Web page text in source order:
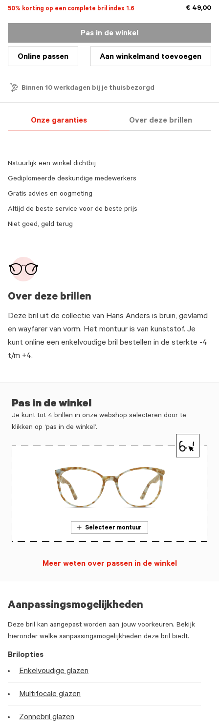
50% korting op een complete bril index 1.6 € 49,00
Pas in de winkel
Online passen Aan winkelmand toevoegen
Binnen 10 werkdagen bij je thuisbezorgd
Onze garanties Over deze brillen
Over deze brillen
Deze bril uit de collectie van Hans Anders is bruin, gevlamd
en wayfarer van vorm. Het montuur is van kunststof. Je
kunt online een enkelvoudige bril bestellen in de sterkte -4
t/m +4.
Natuurlijk een winkel dichtbij
Gediplomeerde deskundige medewerkers
Gratis advies en oogmeting
Altijd de beste service voor de beste prijs
Niet goed, geld terug
Aanpassingsmogelijkheden
Deze bril kan aangepast worden aan jouw voorkeuren. Bekijk
hieronder welke aanpassingsmogelijkheden deze bril biedt.
Brilopties
Enkelvoudige glazen
Multifocale glazen
Zonnebril glazen
Pas in de winkel
Je kunt tot 4 brillen in onze webshop selecteren door te
klikken op ‘pas in de winkel’.
Selecteer montuur
Meer weten over passen in de winkel